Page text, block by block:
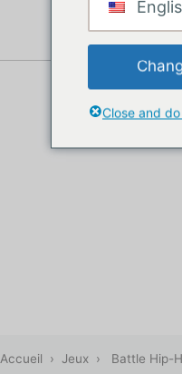
Accueil › Jeux › Battle Hip-
Close and